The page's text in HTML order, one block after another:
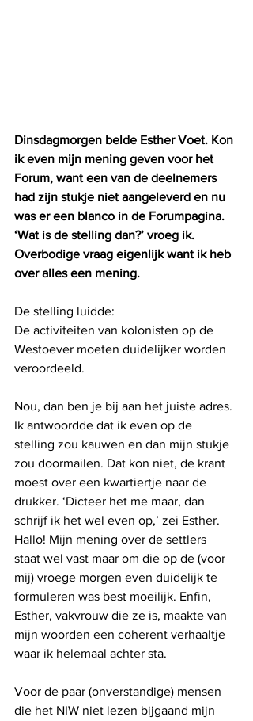
Dinsdagmorgen belde Esther Voet. Kon
ik even mijn mening geven voor het
Forum, want een van de deelnemers
had zijn stukje niet aangeleverd en nu
was er een blanco in de Forumpagina.
‘Wat is de stelling dan?’ vroeg ik.
Overbodige vraag eigenlijk want ik heb
over alles een mening.
De stelling luidde:
De activiteiten van kolonisten op de
Westoever moeten duidelijker worden
veroordeeld.
Nou, dan ben je bij aan het juiste adres.
Ik antwoordde dat ik even op de
stelling zou kauwen en dan mijn stukje
zou doormailen. Dat kon niet, de krant
moest over een kwartiertje naar de
drukker. ‘Dicteer het me maar, dan
schrijf ik het wel even op,’ zei Esther.
Hallo! Mijn mening over de settlers
staat wel vast maar om die op de (voor
mij) vroege morgen even duidelijk te
formuleren was best moeilijk. Enfin,
Esther, vakvrouw die ze is, maakte van
mijn woorden een coherent verhaaltje
waar ik helemaal achter sta.
Voor de paar (onverstandige) mensen
die het NIW niet lezen bijgaand mijn